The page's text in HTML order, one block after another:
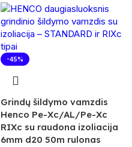
-45%
Grindų šildymo vamzdis
Henco Pe-Xc/AL/Pe-Xc
RIXc su raudona izoliacija
6mm d20 50m rulonas